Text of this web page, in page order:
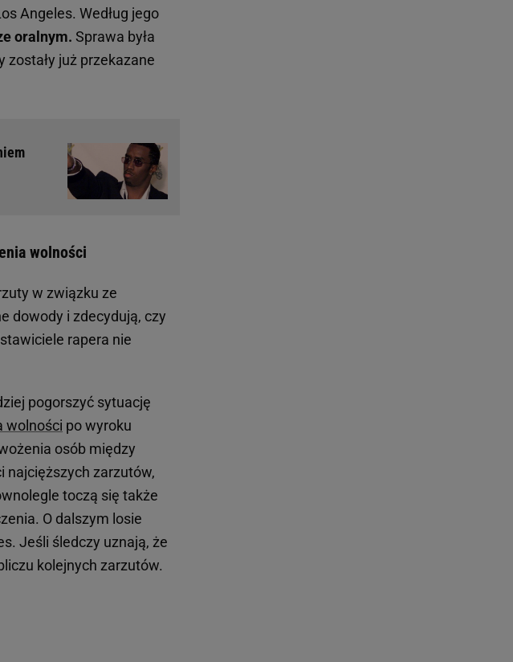
Angeles. Według jego
oralnym. Sprawa była
zostały już przekazane
wolności
w związku ze
dowody i zdecydują, czy
rapera nie
pogorszyć sytuację
wolności po wyroku
osób między
najcięższych zarzutów,
toczą się także
O dalszym losie
Jeśli śledczy uznają, że
kolejnych zarzutów.